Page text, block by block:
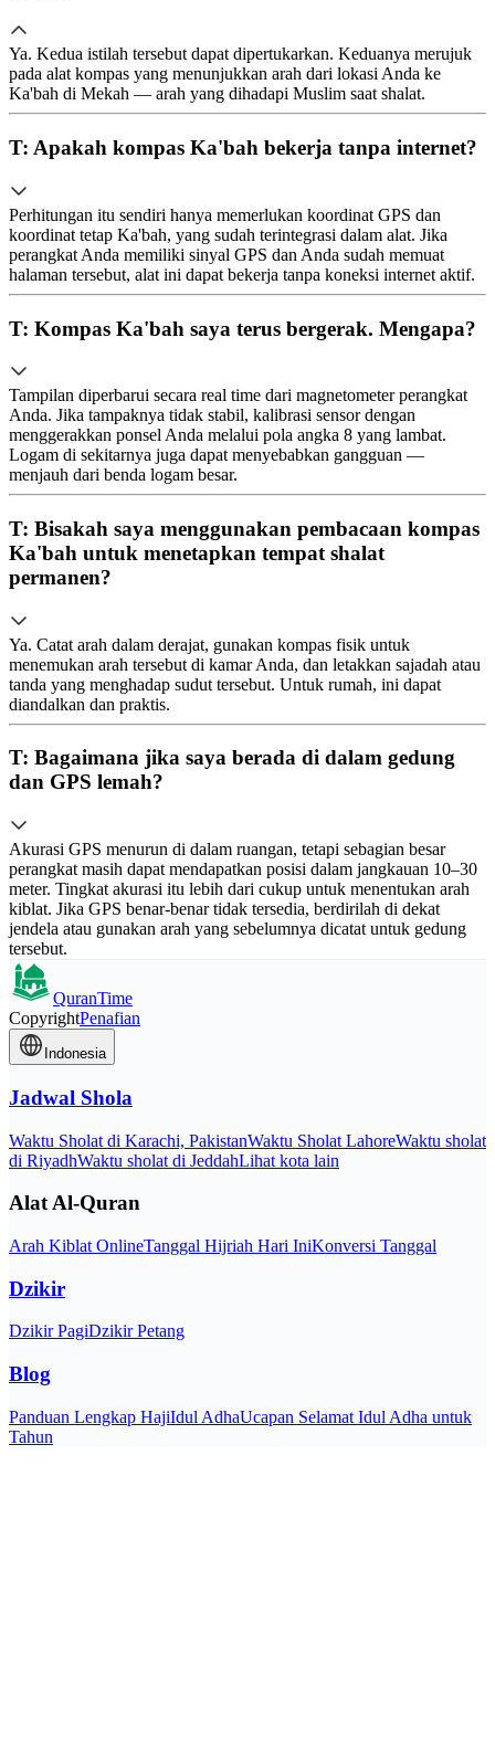
Ya. Kedua istilah tersebut dapat dipertukarkan. Keduanya merujuk
pada alat kompas yang menunjukkan arah dari lokasi Anda ke
Ka'bah di Mekah — arah yang dihadapi Muslim saat shalat.
T: Apakah kompas Ka'bah bekerja tanpa internet?
Perhitungan itu sendiri hanya memerlukan koordinat GPS dan
koordinat tetap Ka'bah, yang sudah terintegrasi dalam alat. Jika
perangkat Anda memiliki sinyal GPS dan Anda sudah memuat
halaman tersebut, alat ini dapat bekerja tanpa koneksi internet aktif.
T: Kompas Ka'bah saya terus bergerak. Mengapa?
Tampilan diperbarui secara real time dari magnetometer perangkat
Anda. Jika tampaknya tidak stabil, kalibrasi sensor dengan
menggerakkan ponsel Anda melalui pola angka 8 yang lambat.
Logam di sekitarnya juga dapat menyebabkan gangguan —
menjauh dari benda logam besar.
T: Bisakah saya menggunakan pembacaan kompas
Ka'bah untuk menetapkan tempat shalat
permanen?
Ya. Catat arah dalam derajat, gunakan kompas fisik untuk
menemukan arah tersebut di kamar Anda, dan letakkan sajadah atau
tanda yang menghadap sudut tersebut. Untuk rumah, ini dapat
diandalkan dan praktis.
T: Bagaimana jika saya berada di dalam gedung
dan GPS lemah?
Akurasi GPS menurun di dalam ruangan, tetapi sebagian besar
perangkat masih dapat mendapatkan posisi dalam jangkauan 10–30
meter. Tingkat akurasi itu lebih dari cukup untuk menentukan arah
kiblat. Jika GPS benar-benar tidak tersedia, berdirilah di dekat
jendela atau gunakan arah yang sebelumnya dicatat untuk gedung
tersebut.
QuranTime
CopyrightPenafian
Indonesia
Jadwal Shola
Waktu Sholat di Karachi, PakistanWaktu Sholat LahoreWaktu sholat
di RiyadhWaktu sholat di JeddahLihat kota lain
Alat Al-Quran
Arah Kiblat OnlineTanggal Hijriah Hari IniKonversi Tanggal
Dzikir
Dzikir PagiDzikir Petang
Blog
Panduan Lengkap HajiIdul AdhaUcapan Selamat Idul Adha untuk
Tahun